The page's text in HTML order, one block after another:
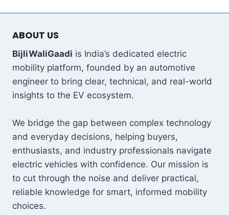
ABOUT US
BijliWaliGaadi is India’s dedicated electric
mobility platform, founded by an automotive
engineer to bring clear, technical, and real-world
insights to the EV ecosystem.
We bridge the gap between complex technology
and everyday decisions, helping buyers,
enthusiasts, and industry professionals navigate
electric vehicles with confidence. Our mission is
to cut through the noise and deliver practical,
reliable knowledge for smart, informed mobility
choices.